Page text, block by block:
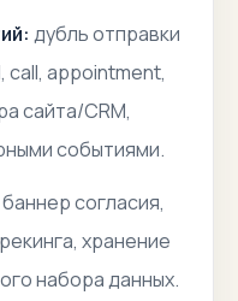
дубль отправки
call, appointment,
сайта/CRM,
событиями.
баннер согласия,
хранение
набора данных.